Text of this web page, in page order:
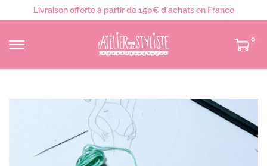
Livraison offerte à partir de 150€ d'achats en France
0